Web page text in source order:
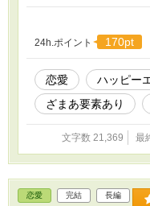
24h.ポイント 170pt
恋愛 ハッピー
ざまあ要素あり
文字数 21,369 最
恋愛 完結 長編